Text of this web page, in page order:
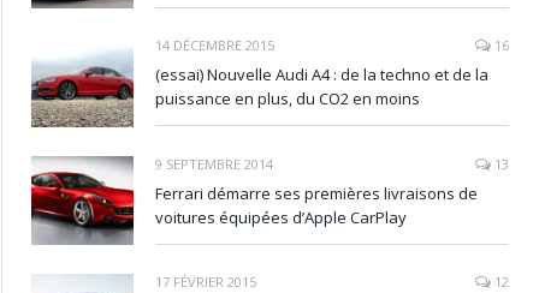
14 DÉCEMBRE 2015 16
(essai) Nouvelle Audi A4 : de la techno et de la
puissance en plus, du CO2 en moins
9 SEPTEMBRE 2014 13
Ferrari démarre ses premières livraisons de
voitures équipées d’Apple CarPlay
17 FÉVRIER 2015 12